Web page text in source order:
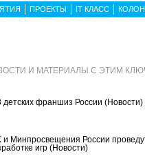
ПРОЕКТЫ IT КЛАСС
И МАТЕРИАЛЫ С ЭТИМ
франшиз России (Новости)
и Минпросвещения России
игр (Новости)